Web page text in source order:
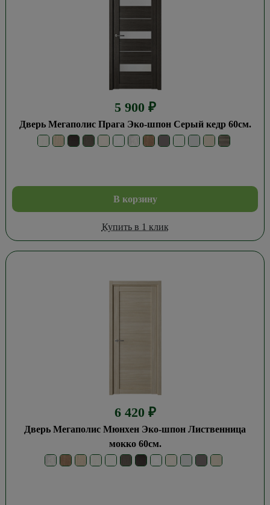
5 900 ₽
Дверь Мегаполис Прага Эко-шпон Серый кедр 60см.
В корзину
Купить в 1 клик
6 420 ₽
Дверь Мегаполис Мюнхен Эко-шпон Лиственница
мокко 60см.